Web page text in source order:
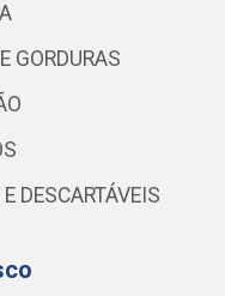
GORDURAS
DESCARTÁVEIS